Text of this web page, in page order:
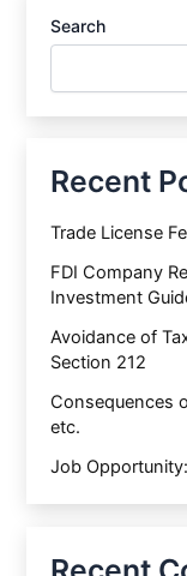
Search
Recent
Trade License
FDI Company
Investment
Avoidance of
Section 212
Consequences
etc.
Job